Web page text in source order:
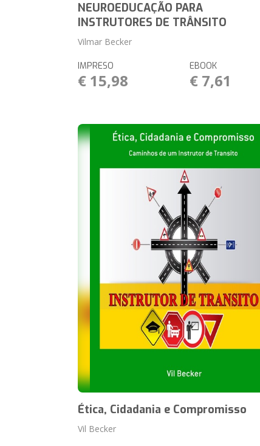
NEUROEDUCAÇÃO PARA
INSTRUTORES DE TRÂNSITO
Vilmar Becker
IMPRESO
€ 15,98
EBOOK
€ 7,61
Ética, Cidadania e Compromisso
Vil Becker